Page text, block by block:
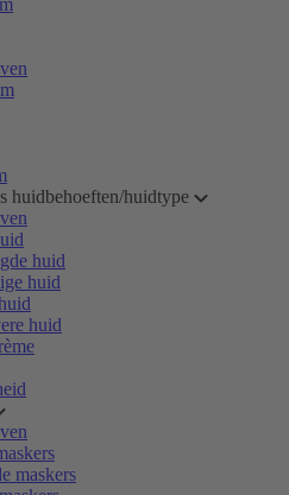
huidbehoeften/huidtype
huid
huid
huid
maskers